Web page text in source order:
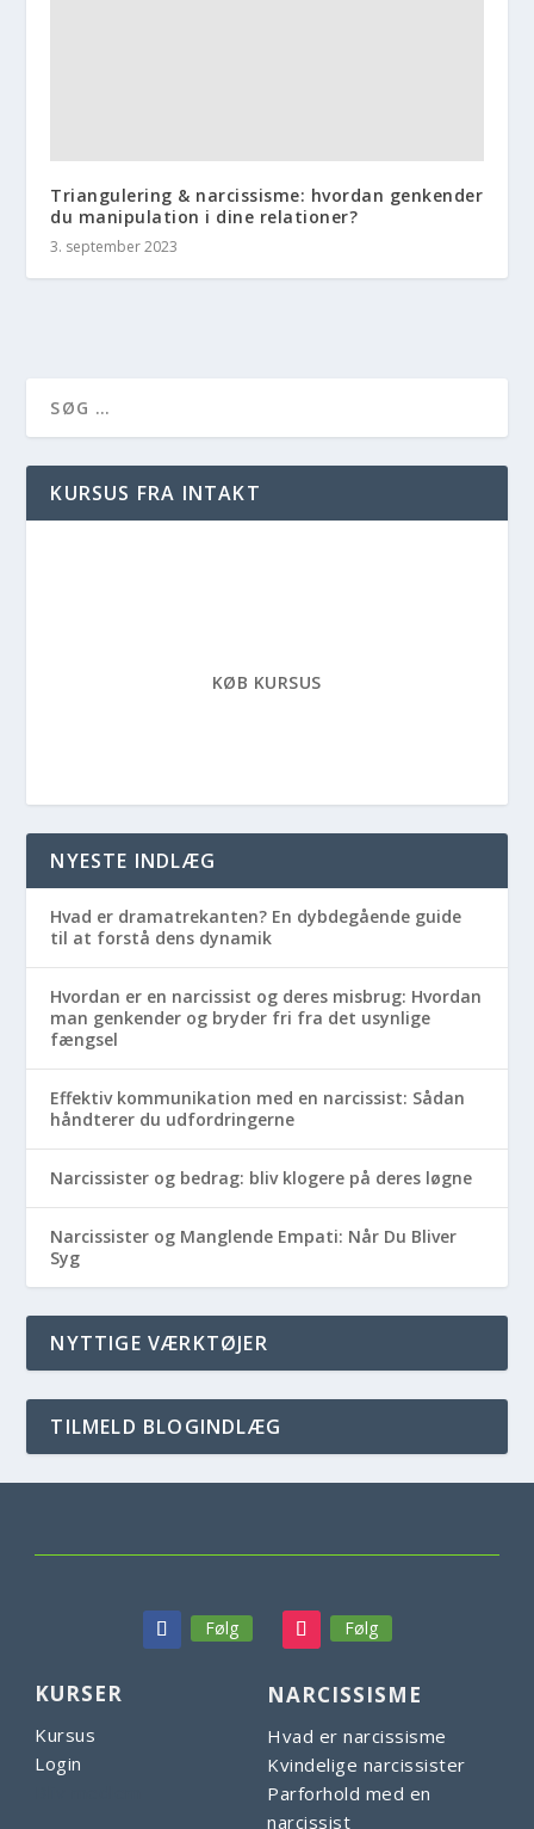
Triangulering & narcissisme: hvordan genkender
du manipulation i dine relationer?
3. september 2023
KURSUS FRA INTAKT
KØB KURSUS
NYESTE INDLÆG
Hvad er dramatrekanten? En dybdegående guide
til at forstå dens dynamik
Hvordan er en narcissist og deres misbrug: Hvordan
man genkender og bryder fri fra det usynlige
fængsel
Effektiv kommunikation med en narcissist: Sådan
håndterer du udfordringerne
Narcissister og bedrag: bliv klogere på deres løgne
Narcissister og Manglende Empati: Når Du Bliver
Syg
NYTTIGE VÆRKTØJER
TILMELD BLOGINDLÆG
Følg Følg
KURSER
Kursus
Login
NARCISSISME
Hvad er narcissisme
Kvindelige narcissister
Parforhold med en
narcissist